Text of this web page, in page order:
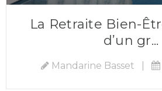
La Retraite Bien-
d’un gr...
Mandarine Basset